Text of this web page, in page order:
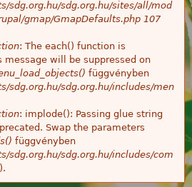
sdg.org.hu/sdg.org.hu/sites/all/mod
gmap/GmapDefaults.php 107
: The each() function is
message will be suppressed on
függvényben
sdg.org.hu/sdg.org.hu/includes/men
: implode(): Passing glue string
Swap the parameters
függvényben
sdg.org.hu/sdg.org.hu/includes/com